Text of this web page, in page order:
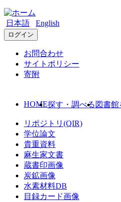
日本語 English
ログイン
お問合わせ
サイトポリシー
寄附
HOME探す・調べる 図書館
リポジトリ(QIR)
学位論文
貴重資料
麻生家文書
蔵書印画像
炭鉱画像
水素材料DB
目録カード画像